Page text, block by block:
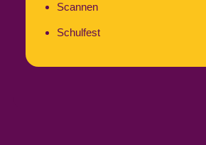
Scannen
Schulfest